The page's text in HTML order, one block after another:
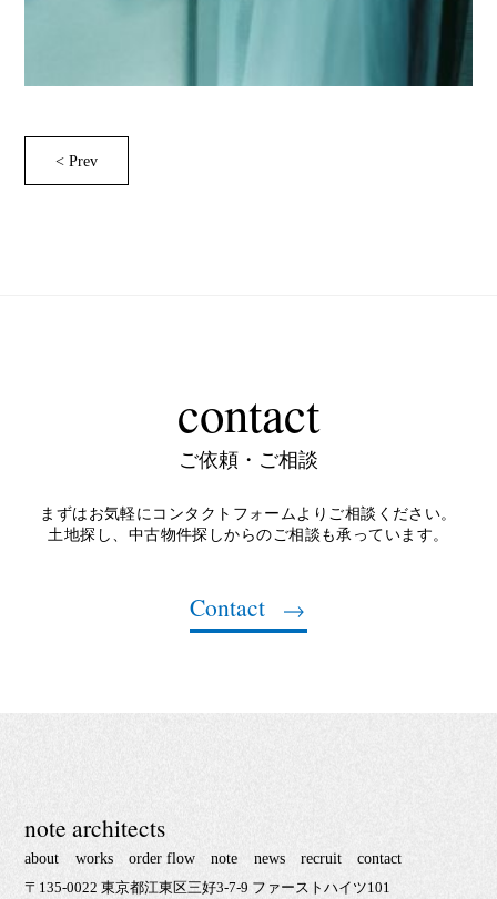
< Prev
contact
ご依頼・ご相談
まずはお気軽にコンタクトフォームよりご相談ください。
土地探し、中古物件探しからのご相談も承っています。
Contact
note architects
about works order flow note news recruit contact
〒135-0022 東京都江東区三好3-7-9 ファーストハイツ101